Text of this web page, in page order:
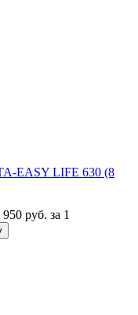
EASY LIFE 630 (8
950 руб. за 1